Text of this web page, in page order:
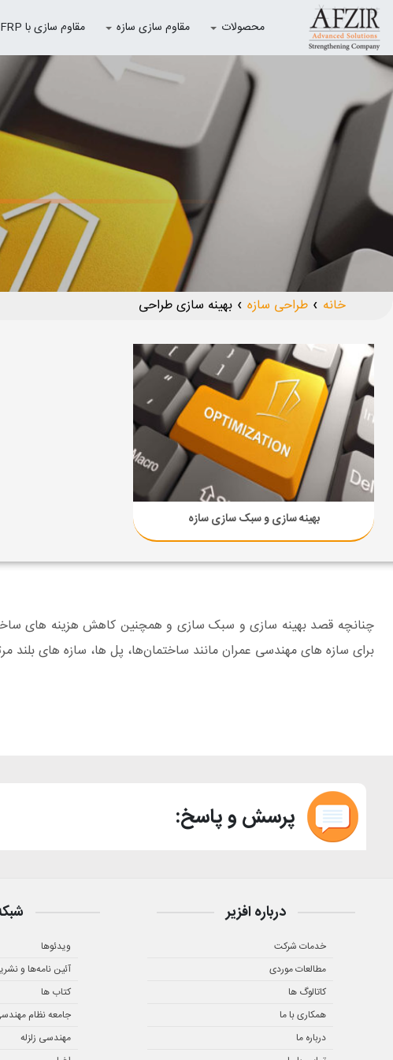
محصولات مقاوم سازی سازه مقاوم سازی با FRP
خانه ❯ طراحی سازه ❯ بهینه سازی طراحی
بهینه سازی و سبک سازی سازه
چنانچه قصد بهینه سازی و سبک سازی و همچنین کاهش هزینه های ساخت
برای سازه های مهندسی عمران مانند ساختمان‌ها، پل ها، سازه های بلند
پرسش و پاسخ:
درباره افزیر
خدمات شرکت
مطالعات موردی
کاتالوگ ها
همکاری با ما
درباره ما
ویدئوها
آئین نامه‌ها و
کتاب ها
جامعه نظام
مهندسی زلزله